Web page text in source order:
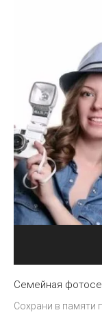
Семейная
Сохрани в памяти